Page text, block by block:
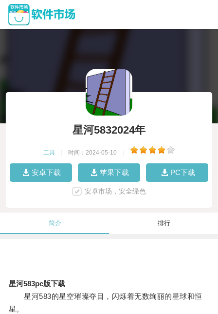
星河5832024年
工具 时间：2024-05-10
安卓下载 苹果下载 PC下载
安卓市场，安全绿色
简介 排行
星河583pc版下载
星河583的星空璀璨夺目，闪烁着无数绚丽的星球和恒
星。